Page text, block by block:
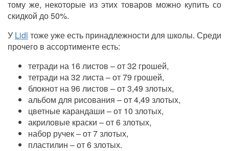
тому же, некоторые из этих товаров можно купить со
скидкой до 50%.
У Lidl тоже уже есть принадлежности для школы. Среди
прочего в ассортименте есть:
тетради на 16 листов – от 32 грошей,
тетради на 32 листа – от 79 грошей,
блокнот на 96 листов – от 3,49 злотых,
альбом для рисования – от 4,49 злотых,
цветные карандаши – от 10 злотых,
акриловые краски – от 6 злотых,
набор ручек – от 7 злотых,
пластилин – от 6 злотых.